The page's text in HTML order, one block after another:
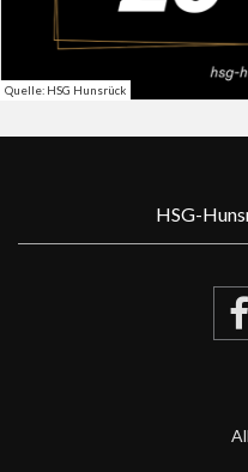
Quelle: HSG Hunsrück
HSG-